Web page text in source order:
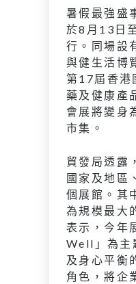
暑假最強盛
於8月13日
行。同場設
與健生活博
第17屆香港
藥及健康產
會展將變身
市集。
貿發局透露
國家及地區
個展館。其
為規模最大
表示，今年
Well」為主
及身心平衡
角色，將企